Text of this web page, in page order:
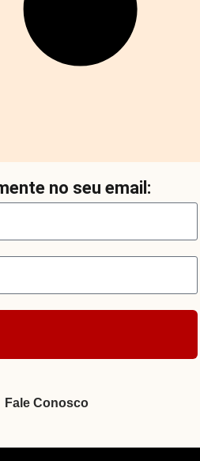
no seu email:
Fale Conosco